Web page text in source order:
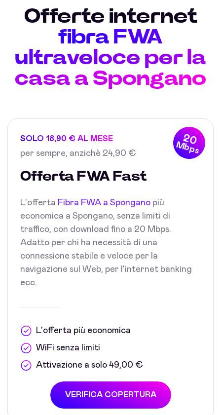
Offerte internet
fibra FWA
ultraveloce per la
casa a Spongano
20
Mbps
SOLO 18,90 € AL MESE
per sempre, anzichè 24,90 €
Offerta FWA Fast
L'offerta Fibra FWA a Spongano più
economica a Spongano, senza limiti di
traffico, con download fino a 20 Mbps.
Adatto per chi ha necessità di una
connessione stabile e veloce per la
navigazione sul Web, per l'internet banking
ecc.
L'offerta più economica
WiFi senza limiti
Attivazione a solo 49,00 €
VERIFICA COPERTURA